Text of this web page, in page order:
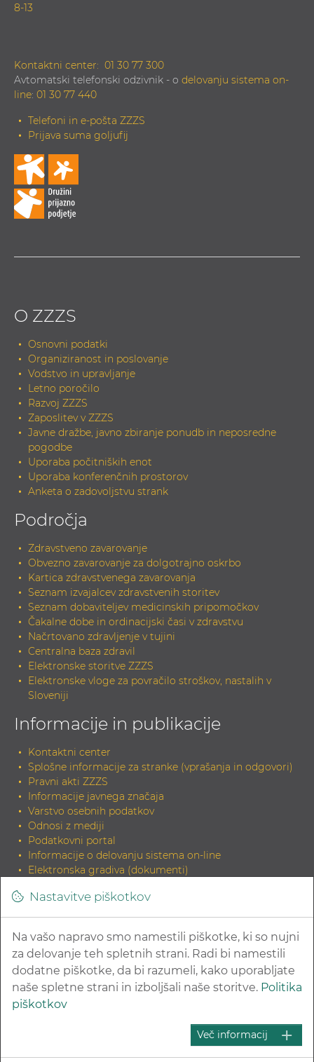
8-13
Kontaktni center: 01 30 77 300
Avtomatski telefonski odzivnik - o delovanju sistema on-
line: 01 30 77 440
Telefoni in e-pošta ZZZS
Prijava suma goljufij
O ZZZS
Osnovni podatki
Organiziranost in poslovanje
Vodstvo in upravljanje
Letno poročilo
Razvoj ZZZS
Zaposlitev v ZZZS
Javne dražbe, javno zbiranje ponudb in neposredne
pogodbe
Uporaba počitniških enot
Uporaba konferenčnih prostorov
Anketa o zadovoljstvu strank
Področja
Zdravstveno zavarovanje
Obvezno zavarovanje za dolgotrajno oskrbo
Kartica zdravstvenega zavarovanja
Seznam izvajalcev zdravstvenih storitev
Seznam dobaviteljev medicinskih pripomočkov
Čakalne dobe in ordinacijski časi v zdravstvu
Načrtovano zdravljenje v tujini
Centralna baza zdravil
Elektronske storitve ZZZS
Elektronske vloge za povračilo stroškov, nastalih v
Sloveniji
Informacije in publikacije
Kontaktni center
Splošne informacije za stranke (vprašanja in odgovori)
Pravni akti ZZZS
Informacije javnega značaja
Varstvo osebnih podatkov
Odnosi z mediji
Podatkovni portal
Informacije o delovanju sistema on-line
Elektronska gradiva (dokumenti)
INDOK knjižnica
Zahteva za elektronski izvirnik dokumenta in potrditev
Povezave na sorodne strani
Pravna obvestila in varovanje zasebnosti
Nastavitve piškotkov
Na vašo napravo smo namestili piškotke, ki so nujni
za delovanje teh spletnih strani. Radi bi namestili
dodatne piškotke, da bi razumeli, kako uporabljate
naše spletne strani in izboljšali naše storitve. Politika
piškotkov
Več informacij